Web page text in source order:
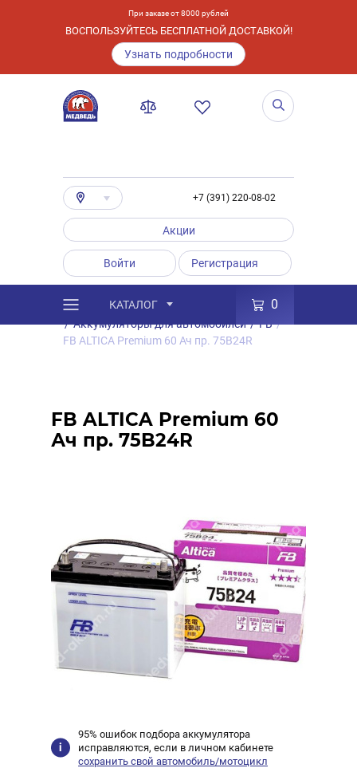
При заказе от 8000 рублей
ВОСПОЛЬЗУЙТЕСЬ БЕСПЛАТНОЙ ДОСТАВКОЙ!
Узнать подробности
+7 (391) 220-08-02
Акции
Войти Регистрация
КАТАЛОГ 0
Каталог / Товары
Аккумуляторы
/ Аккумуляторы для автомобилей / FB /
FB ALTICA Premium 60 Ач пр. 75B24R
FB ALTICA Premium 60
Ач пр. 75B24R
95% ошибок подбора аккумулятора
исправляются, если в личном кабинете
сохранить свой автомобиль/мотоцикл